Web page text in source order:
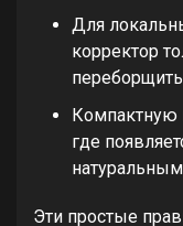
Для
корректор
Компактную
где
Эти простые